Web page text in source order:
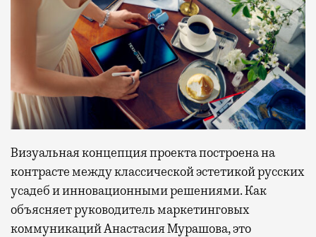
Визуальная концепция проекта построена на
контрасте между классической эстетикой русских
усадеб и инновационными решениями. Как
объясняет руководитель маркетинговых
коммуникаций Анастасия Мурашова, это